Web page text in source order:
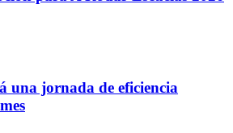
una jornada de eficiencia